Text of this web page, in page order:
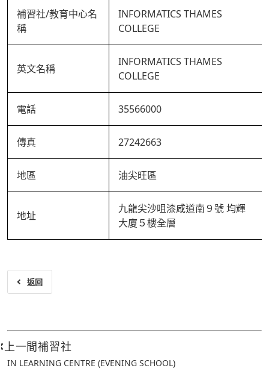
補習社/教育中心名
稱
INFORMATICS THAMES
COLLEGE
英文名稱
INFORMATICS THAMES
COLLEGE
電話 35566000
傳真 27242663
地區 油尖旺區
地址
九龍尖沙咀漆咸道南９號 均輝
大廈５樓全層
返回
上一間補習社
IN LEARNING CENTRE (EVENING SCHOOL)